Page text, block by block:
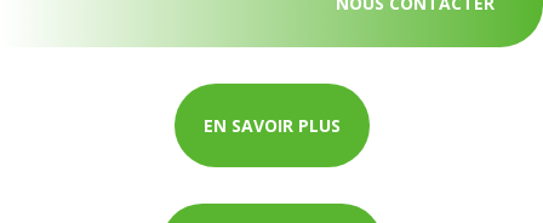
EN SAVOIR PLUS